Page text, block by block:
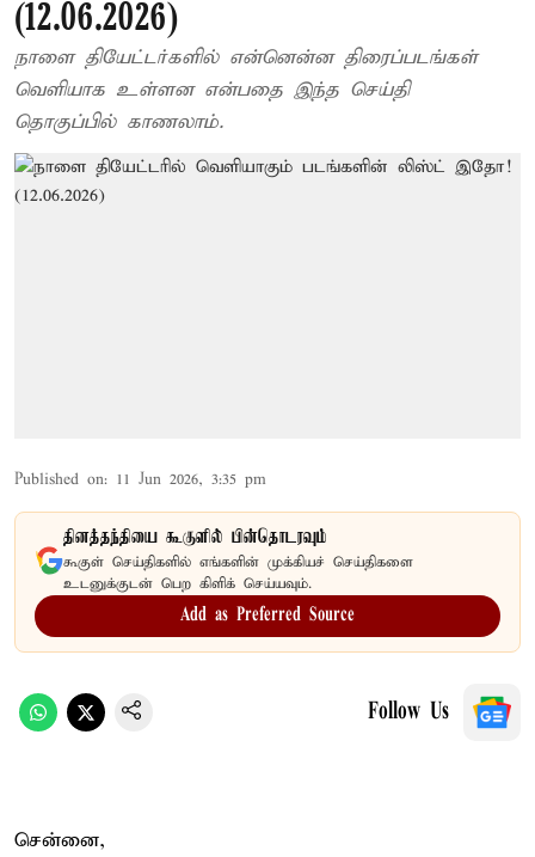
(12.06.2026)
நாளை தியேட்டர்களில் என்னென்ன திரைப்படங்கள்
வெளியாக உள்ளன என்பதை இந்த செய்தி
தொகுப்பில் காணலாம்.
Published on: 11 Jun 2026, 3:35 pm
தினத்தந்தியை கூகுளில் பின்தொடரவும்
கூகுள் செய்திகளில் எங்களின் முக்கியச் செய்திகளை
உடனுக்குடன் பெற கிளிக் செய்யவும்.
Add as Preferred Source
Follow Us
சென்னை,